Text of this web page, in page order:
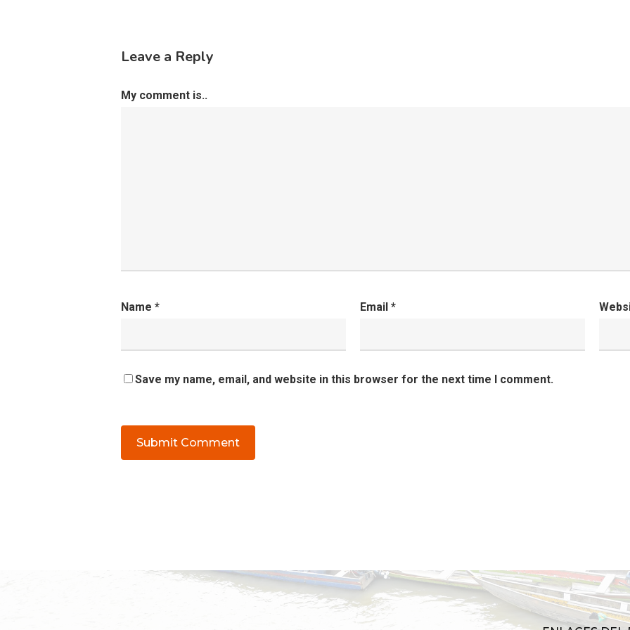
Leave a Reply
My comment is..
Name * Email *
Save my name, email, and website in this browser for the next time I comment.